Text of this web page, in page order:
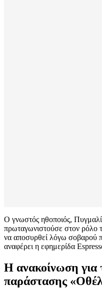
Ο γνωστός ηθοποιός,
πρωταγωνιστούσε στον ρόλο
να αποσυρθεί λόγω σοβαρού
αναφέρει η εφημερίδα
Η ανακοίνωση για
παράστασης